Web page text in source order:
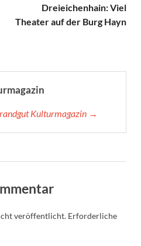
Dreieichenhain: Viel
Theater auf der Burg Hayn
Kulturmagazin →
veröffentlicht. Erforderliche